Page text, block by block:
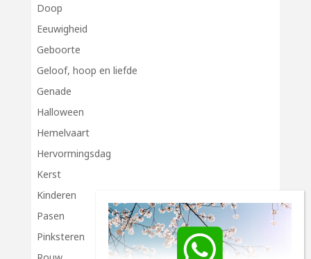
Doop
Eeuwigheid
Geboorte
Geloof, hoop en liefde
Genade
Halloween
Hemelvaart
Hervormingsdag
Kerst
Kinderen
Pasen
Pinksteren